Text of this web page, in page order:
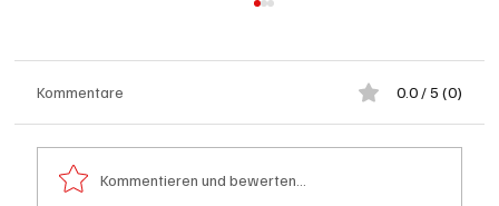
Kommentare 0.0 / 5 (0)
Kommentieren und bewerten...